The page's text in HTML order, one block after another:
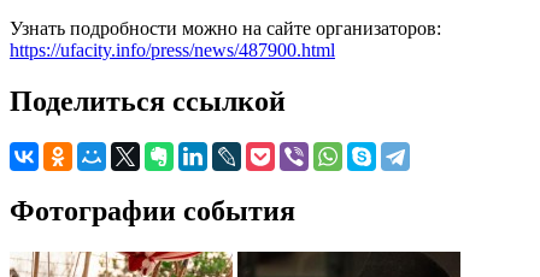
Узнать подробности можно на сайте организаторов:
https://ufacity.info/press/news/487900.html
Поделиться ссылкой
Фотографии события